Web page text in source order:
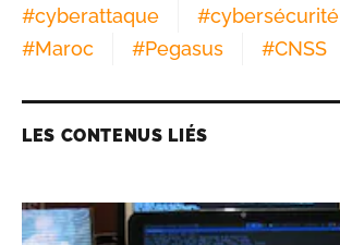
#cyberattaque #cybersécurité
#Maroc #Pegasus #CNSS
LES CONTENUS LIÉS